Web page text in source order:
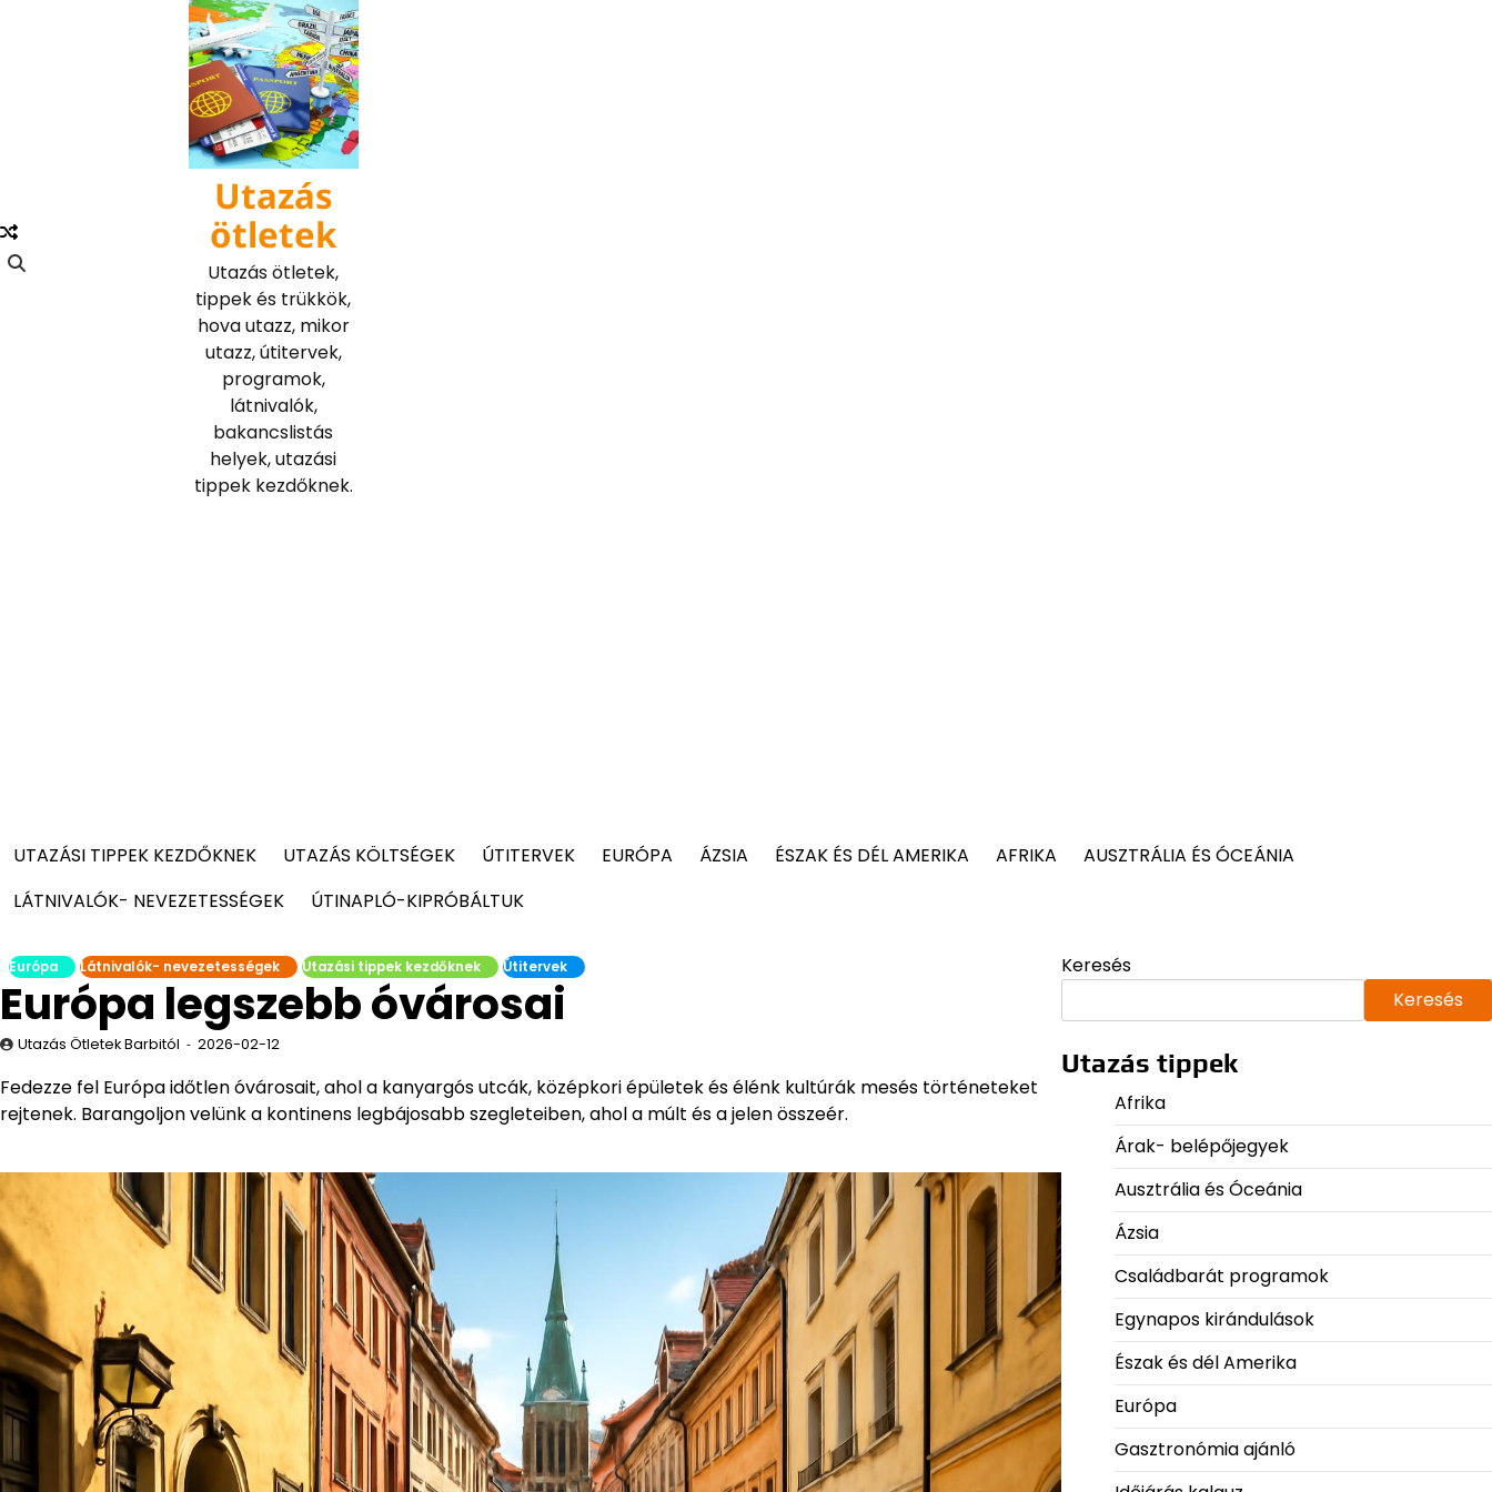
Utazás
ötletek
Utazás ötletek,
tippek és trükkök,
hova utazz, mikor
utazz, útitervek,
programok,
látnivalók,
bakancslistás
helyek, utazási
tippek kezdőknek.
UTAZÁSI TIPPEK KEZDŐKNEK UTAZÁS KÖLTSÉGEK ÚTITERVEK EURÓPA ÁZSIA ÉSZAK ÉS DÉL AMERIKA AFRIKA
AUSZTRÁLIA ÉS ÓCEÁNIA
LÁTNIVALÓK- NEVEZETESSÉGEK
ÚTINAPLÓ-KIPRÓBÁLTUK
Európa Látnivalók- nevezetességek Utazási tippek kezdőknek Útitervek
Európa legszebb óvárosai
Utazás Ötletek Barbitól 2026-02-12
Fedezze fel Európa időtlen óvárosait, ahol a kanyargós utcák, középkori épületek és élénk kultúrák mesés történeteket
rejtenek. Barangoljon velünk a kontinens legbájosabb szegleteiben, ahol a múlt és a jelen összeér.
Keresés
Keresés
Utazás tippek
Afrika
Árak- belépőjegyek
Ausztrália és Óceánia
Ázsia
Családbarát programok
Egynapos kirándulások
Észak és dél Amerika
Európa
Gasztronómia ajánló